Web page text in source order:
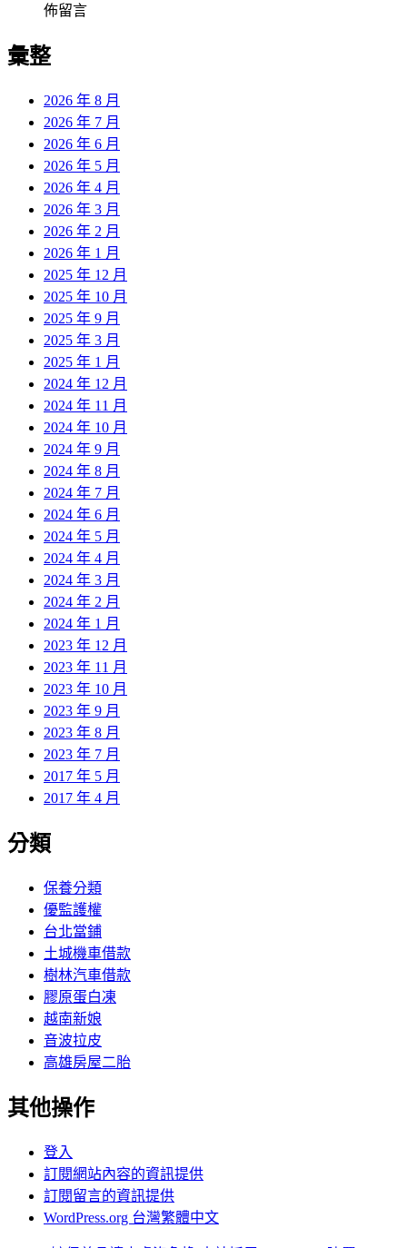
佈留言
彙整
2026 年 8 月
2026 年 7 月
2026 年 6 月
2026 年 5 月
2026 年 4 月
2026 年 3 月
2026 年 2 月
2026 年 1 月
2025 年 12 月
2025 年 10 月
2025 年 9 月
2025 年 3 月
2025 年 1 月
2024 年 12 月
2024 年 11 月
2024 年 10 月
2024 年 9 月
2024 年 8 月
2024 年 7 月
2024 年 6 月
2024 年 5 月
2024 年 4 月
2024 年 3 月
2024 年 2 月
2024 年 1 月
2023 年 12 月
2023 年 11 月
2023 年 10 月
2023 年 9 月
2023 年 8 月
2023 年 7 月
2017 年 5 月
2017 年 4 月
分類
保養分類
優監護權
台北當鋪
土城機車借款
樹林汽車借款
膠原蛋白凍
越南新娘
音波拉皮
高雄房屋二胎
其他操作
登入
訂閱網站內容的資訊提供
訂閱留言的資訊提供
WordPress.org 台灣繁體中文